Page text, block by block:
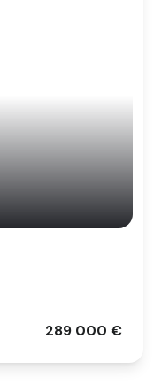
289 000 €